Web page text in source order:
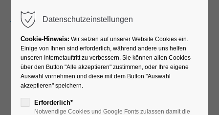
Häkelnachmittag – Wir
handarbeiten zusammen
Datenschutzeinstellungen
Cookie-Hinweis: Wir setzen auf unserer Website Cookies ein.
Einige von Ihnen sind erforderlich, während andere uns helfen
unseren Internetauftritt zu verbessern. Sie können allen Cookies
über den Button "Alle akzeptieren" zustimmen, oder Ihre eigene
Auswahl vornehmen und diese mit dem Button "Auswahl
akzeptieren" speichern.
Erforderlich*
Notwendige Cookies und Google Fonts zulassen damit die